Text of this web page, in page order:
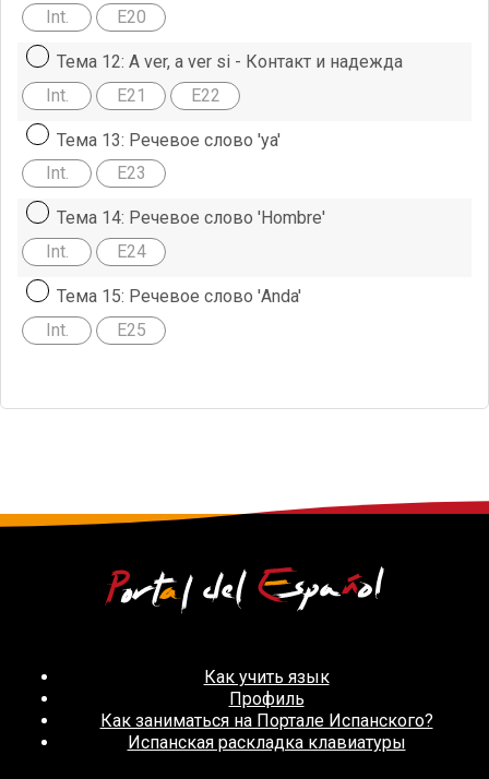
Int.
E20
Тема 12: A ver, a ver si - Контакт и надежда
Int.
E21 E22
Тема 13: Речевое слово 'ya'
Int.
E23
Тема 14: Речевое слово 'Hombre'
Int.
E24
Тема 15: Речевое слово 'Anda'
Int.
E25
Как учить язык
Профиль
Как заниматься на Портале Испанского?
Испанская раскладка клавиатуры